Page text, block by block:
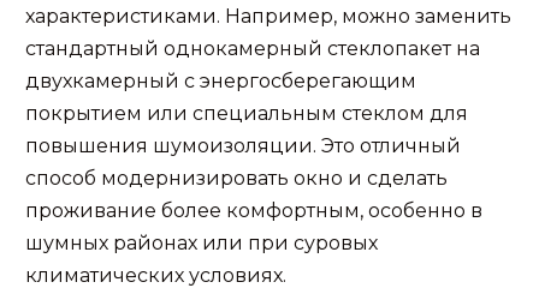
характеристиками. Например, можно заменить
стандартный однокамерный стеклопакет на
двухкамерный с энергосберегающим
покрытием или специальным стеклом для
повышения шумоизоляции. Это отличный
способ модернизировать окно и сделать
проживание более комфортным, особенно в
шумных районах или при суровых
климатических условиях.